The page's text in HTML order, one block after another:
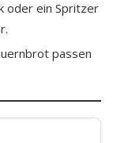
oder ein Spritzer
passen